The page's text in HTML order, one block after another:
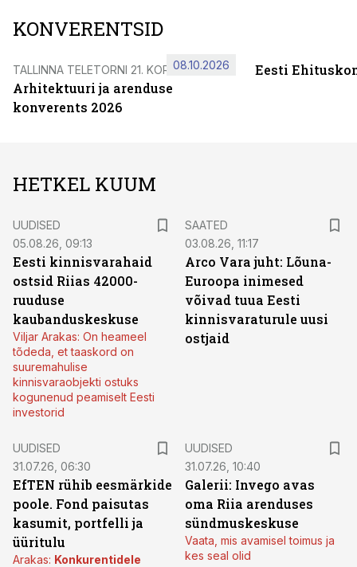
KONVERENTSID
TALLINNA TELETORNI 21. KORRUSEL
Arhitektuuri ja arenduse
konverents 2026
08.10.2026 Eesti
HETKEL KUUM
UUDISED
05.08.26, 09:13
Eesti kinnisvarahaid
ostsid Riias 42000-
ruuduse
kaubanduskeskuse
Viljar Arakas: On heameel
tõdeda, et taaskord on
suuremahulise
kinnisvaraobjekti ostuks
kogunenud peamiselt Eesti
investorid
SAATED
03.08.26, 11:17
Arco Vara juht: Lõuna-
Euroopa inimesed
võivad tuua Eesti
kinnisvaraturule uusi
ostjaid
UUDISED
31.07.26, 06:30
EfTEN rühib eesmärkide
poole. Fond paisutas
kasumit, portfelli ja
üüritulu
Arakas: Konkurentidele
UUDISED
31.07.26, 10:40
Galerii: Invego avas
oma Riia arenduses
sündmuskeskuse
Vaata, mis avamisel toimus ja
kes seal olid